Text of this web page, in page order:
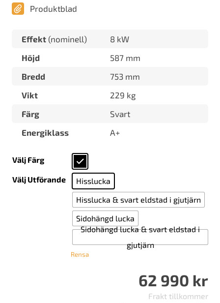
Produktblad
Effekt (nominell)
8 kW
Höjd
587 mm
Bredd
753 mm
Vikt
229 kg
Färg
Svart
Energiklass
A+
Välj Färg
Välj Utförande
Hisslucka
Hisslucka & svart eldstad i gjutjärn
Sidohängd lucka
Sidohängd lucka & svart eldstad i
gjutjärn
Rensa
62 990 kr
Frakt tillkommer